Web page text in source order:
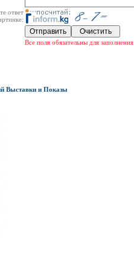
ответ
Все поля обязательны для заполнения
Выставки и Показы